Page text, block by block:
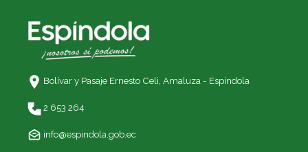
Bolívar y Pasaje Ernesto Celi, Amaluza - Espíndola
2 653 264
info@espindola.gob.ec